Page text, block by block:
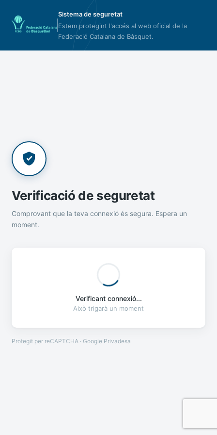
Sistema de seguretat
Estem protegint l'accés al web oficial de la
Federació Catalana de Bàsquet.
Verificació de seguretat
Comprovant que la teva connexió és segura. Espera un
moment.
Verificant connexió...
Això trigarà un moment
Protegit per reCAPTCHA · Google Privadesa